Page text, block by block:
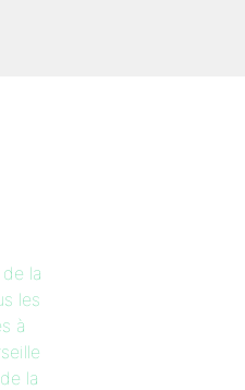
la
les
à
la